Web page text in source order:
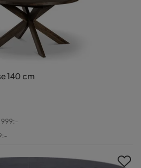
140 cm
999:-